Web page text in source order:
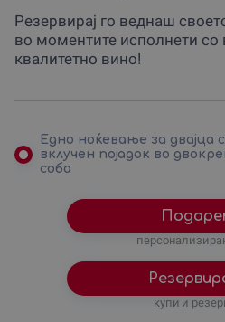
Резервирај го веднаш
во моментите исполнети со
квалитетно вино!
Едно ноќевање за двајца
вклучен појадок во
соба
купи и